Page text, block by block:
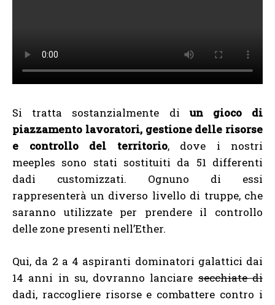
Si tratta sostanzialmente di un gioco di
piazzamento lavoratori, gestione delle risorse
e controllo del territorio, dove i nostri
meeples sono stati sostituiti da 51 differenti
dadi customizzati. Ognuno di essi
rappresenterà un diverso livello di truppe, che
saranno utilizzate per prendere il controllo
delle zone presenti nell’Ether.
Qui, da 2 a 4 aspiranti dominatori galattici dai
14 anni in su, dovranno lanciaresecchiate di
dadi, raccogliere risorse e combattere contro i